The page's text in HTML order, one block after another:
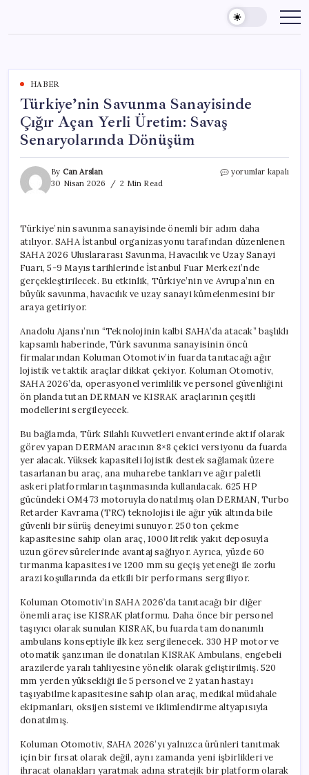
content
HABER
Türkiye’nin Savunma Sanayisinde
Çığır Açan Yerli Üretim: Savaş
Senaryolarında Dönüşüm
By Can Arslan
30 Nisan 2026
2 Min Read
Türkiye’nin
Yerli
Üretim:
Savaş
Senaryolarında
Dönüşüm
için
yorumlar kapalı
Türkiye’nin savunma sanayisinde önemli bir adım daha
atılıyor. SAHA İstanbul organizasyonu tarafından düzenlenen
SAHA 2026 Uluslararası Savunma, Havacılık ve Uzay Sanayi
Fuarı, 5-9 Mayıs tarihlerinde İstanbul Fuar Merkezi’nde
gerçekleştirilecek. Bu etkinlik, Türkiye’nin ve Avrupa’nın en
büyük savunma, havacılık ve uzay sanayi kümelenmesini bir
araya getiriyor.
Anadolu Ajansı’nın “Teknolojinin kalbi SAHA’da atacak” başlıklı
kapsamlı haberinde, Türk savunma sanayisinin öncü
firmalarından Koluman Otomotiv’in fuarda tanıtacağı ağır
lojistik ve taktik araçlar dikkat çekiyor. Koluman Otomotiv,
SAHA 2026’da, operasyonel verimlilik ve personel güvenliğini
ön planda tutan DERMAN ve KISRAK araçlarının çeşitli
modellerini sergileyecek.
Bu bağlamda, Türk Silahlı Kuvvetleri envanterinde aktif olarak
görev yapan DERMAN aracının 8×8 çekici versiyonu da fuarda
yer alacak. Yüksek kapasiteli lojistik destek sağlamak üzere
tasarlanan bu araç, ana muharebe tankları ve ağır paletli
askeri platformların taşınmasında kullanılacak. 625 HP
gücündeki OM473 motoruyla donatılmış olan DERMAN, Turbo
Retarder Kavrama (TRC) teknolojisi ile ağır yük altında bile
güvenli bir sürüş deneyimi sunuyor. 250 ton çekme
kapasitesine sahip olan araç, 1000 litrelik yakıt deposuyla
uzun görev sürelerinde avantaj sağlıyor. Ayrıca, yüzde 60
tırmanma kapasitesi ve 1200 mm su geçiş yeteneği ile zorlu
arazi koşullarında da etkili bir performans sergiliyor.
Koluman Otomotiv’in SAHA 2026’da tanıtacağı bir diğer
önemli araç ise KISRAK platformu. Daha önce bir personel
taşıyıcı olarak sunulan KISRAK, bu fuarda tam donanımlı
ambulans konseptiyle ilk kez sergilenecek. 330 HP motor ve
otomatik şanzıman ile donatılan KISRAK Ambulans, engebeli
arazilerde yaralı tahliyesine yönelik olarak geliştirilmiş. 520
mm yerden yüksekliği ile 5 personel ve 2 yatan hastayı
taşıyabilme kapasitesine sahip olan araç, medikal müdahale
ekipmanları, oksijen sistemi ve iklimlendirme altyapısıyla
donatılmış.
Koluman Otomotiv, SAHA 2026’yı yalnızca ürünleri tanıtmak
için bir fırsat olarak değil, aynı zamanda yeni işbirlikleri ve
ihracat olanakları yaratmak adına stratejik bir platform olarak